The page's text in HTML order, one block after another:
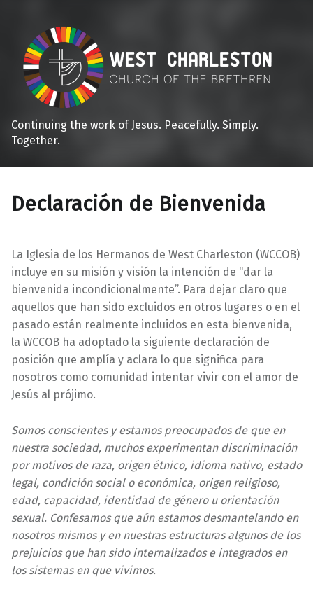
Continuing the work of Jesus. Peacefully. Simply.
Together.
Declaración de Bienvenida
La Iglesia de los Hermanos de West Charleston (WCCOB)
incluye en su misión y visión la intención de “dar la
bienvenida incondicionalmente”. Para dejar claro que
aquellos que han sido excluidos en otros lugares o en el
pasado están realmente incluidos en esta bienvenida,
la WCCOB ha adoptado la siguiente declaración de
posición que amplía y aclara lo que significa para
nosotros como comunidad intentar vivir con el amor de
Jesús al prójimo.
Somos conscientes y estamos preocupados de que en
nuestra sociedad, muchos experimentan discriminación
por motivos de raza, origen étnico, idioma nativo, estado
legal, condición social o económica, origen religioso,
edad, capacidad, identidad de género u orientación
sexual. Confesamos que aún estamos desmantelando en
nosotros mismos y en nuestras estructuras algunos de los
prejuicios que han sido internalizados e integrados en
los sistemas en que vivimos.